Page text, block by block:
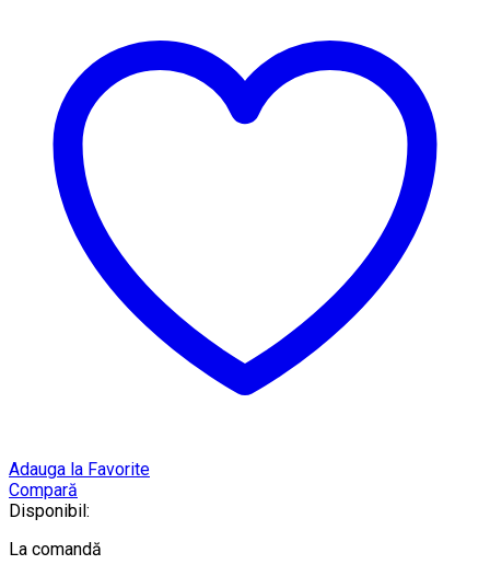
Adauga la Favorite
Compară
Disponibil:
La comandă